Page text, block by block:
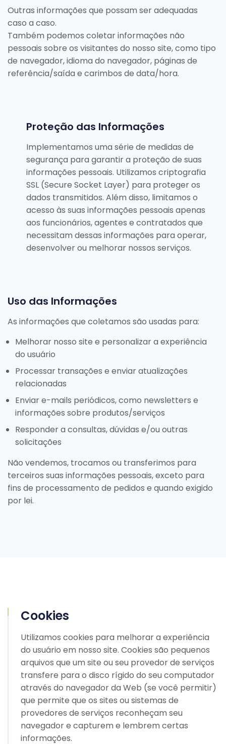
Outras informações que possam ser adequadas
caso a caso.
Também podemos coletar informações não
pessoais sobre os visitantes do nosso site, como tipo
de navegador, idioma do navegador, páginas de
referência/saída e carimbos de data/hora.
Proteção das Informações
Implementamos uma série de medidas de
segurança para garantir a proteção de suas
informações pessoais. Utilizamos criptografia
SSL (Secure Socket Layer) para proteger os
dados transmitidos. Além disso, limitamos o
acesso às suas informações pessoais apenas
aos funcionários, agentes e contratados que
necessitam dessas informações para operar,
desenvolver ou melhorar nossos serviços.
Uso das Informações
As informações que coletamos são usadas para:
Melhorar nosso site e personalizar a experiência
do usuário
Processar transações e enviar atualizações
relacionadas
Enviar e-mails periódicos, como newsletters e
informações sobre produtos/serviços
Responder a consultas, dúvidas e/ou outras
solicitações
Não vendemos, trocamos ou transferimos para
terceiros suas informações pessoais, exceto para
fins de processamento de pedidos e quando exigido
por lei.
Cookies
Utilizamos cookies para melhorar a experiência
do usuário em nosso site. Cookies são pequenos
arquivos que um site ou seu provedor de serviços
transfere para o disco rígido do seu computador
através do navegador da Web (se você permitir)
que permite que os sites ou sistemas de
provedores de serviços reconheçam seu
navegador e capturem e lembrem certas
informações.